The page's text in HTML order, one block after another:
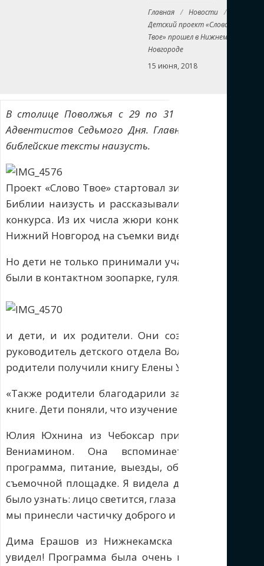
Главная / Новости /
Детский проект «Слово
Твое» прошел в Нижнем
Новгороде
15 июня, 2018
В столице Поволжья с 29 по 31 мая был
Адвентистов Седьмого Дня. Главной целью
библейские тексты наизусть.
Проект «Слово Твое» стартовал зимой в
Библии наизусть и рассказывали их в своих
конкурса. Из их числа жюри конкурса выбрало
Нижний Новгород на съемки видеопроекта
Но дети не только принимали участие в
были в контактном зоопарке, гуляли по городу.
и дети, и их родители. Они создали группу в
руководитель детского отдела Волго-Вятского
родители получили книгу Елены Уайт
«Также родители благодарили за то, что
книге. Дети поняли, что изучение Библии по
Юлия Юхнина из Чебоксар приехала на
Вениамином. Она вспоминает:
программа, питание, выезды, общение…
съемочной площадке. Я видела деток, которые
было узнать: лицо светится, глаза горят, желают
мы принесли частичку доброго и полезного,
Дима Ерашов из Нижнекамска вспоминает
увидел! Программа была очень интересная,